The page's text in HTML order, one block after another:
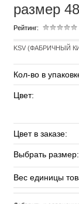
размер
Рейтинг:
KSV (ФАБРИЧНЫЙ
Кол-во в
Цвет:
Цвет в заказе:
Выбрать размер:
Вес единицы